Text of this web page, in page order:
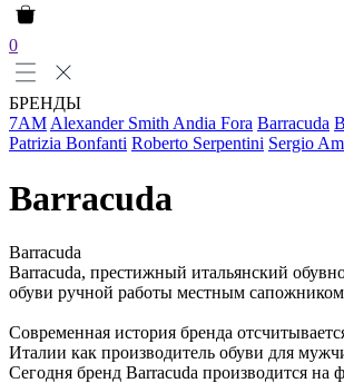
0
БРЕНДЫ
7AM Alexander Smith Andia Fora Barracuda
Patrizia Bonfanti Roberto Serpentini Sergio
Barracuda
Barracuda
Barracuda, престижный итальянский
обуви ручной работы местным
Современная история бренда
Италии как производитель обуви для
Сегодня бренд Barracuda производится на